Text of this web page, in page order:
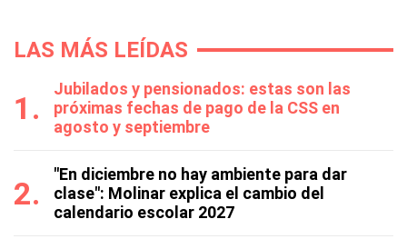
LAS MÁS LEÍDAS
Jubilados y pensionados: estas son las
próximas fechas de pago de la CSS en
agosto y septiembre
"En diciembre no hay ambiente para dar
clase": Molinar explica el cambio del
calendario escolar 2027